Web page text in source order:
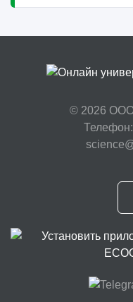
© 2026
Телефон: